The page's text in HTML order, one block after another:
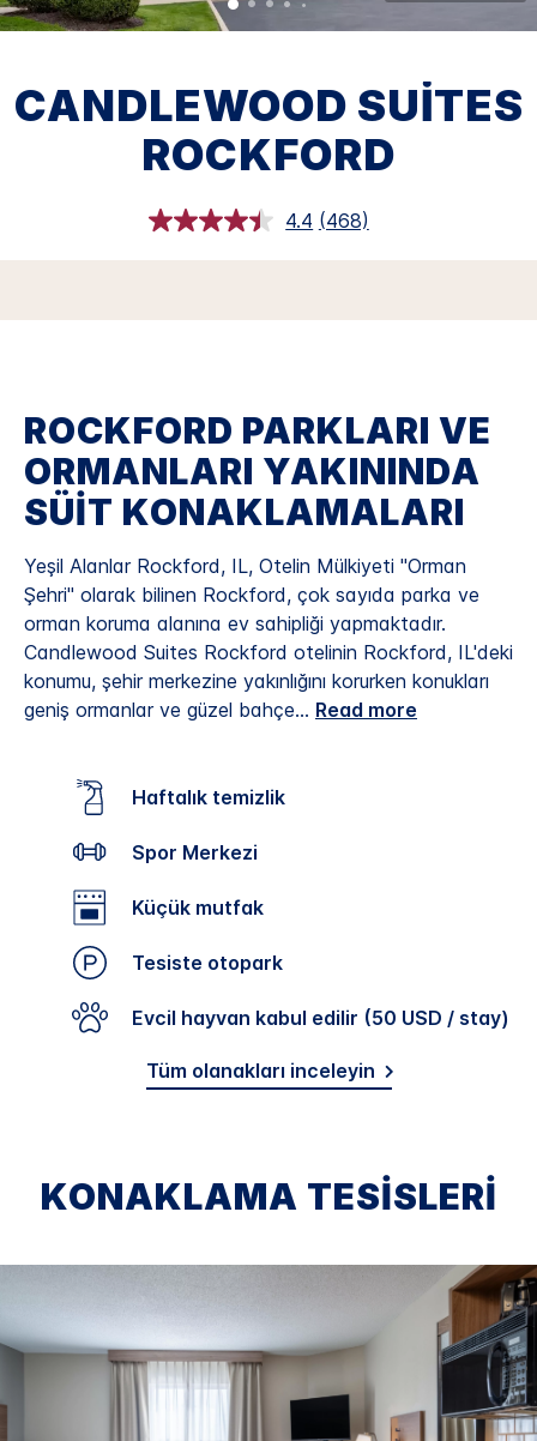
CANDLEWOOD SUITES
ROCKFORD
4.4 468
Oku.
bağlantısı.
(468)
ROCKFORD PARKLARI VE
ORMANLARI YAKININDA
SÜIT KONAKLAMALARI
Yeşil Alanlar Rockford, IL, Otelin Mülkiyeti "Orman
Şehri" olarak bilinen Rockford, çok sayıda parka ve
orman koruma alanına ev sahipliği yapmaktadır.
Candlewood Suites Rockford otelinin Rockford, IL'deki
konumu, şehir merkezine yakınlığını korurken konukları
geniş ormanlar ve güzel bahçe... Read more
Haftalık temizlik
Spor Merkezi
Küçük mutfak
Tesiste otopark
Evcil hayvan kabul edilir (50 USD / stay)
Tüm olanakları inceleyin
KONAKLAMA TESISLERI